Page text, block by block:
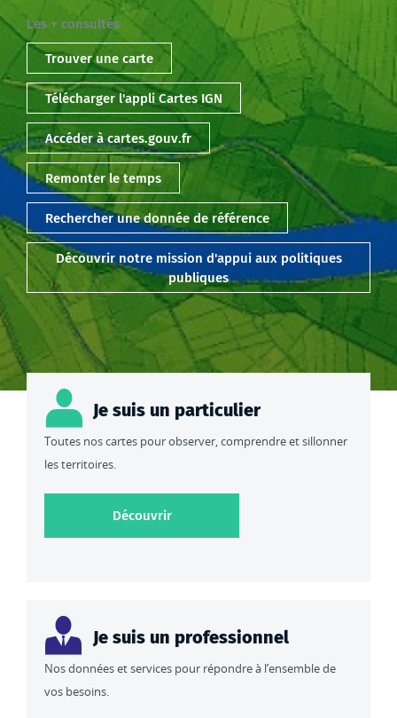
Les + consultés
Trouver une carte
Télécharger l'appli Cartes IGN
Accéder à cartes.gouv.fr
Remonter le temps
Rechercher une donnée de référence
Découvrir notre mission d'appui aux politiques
publiques
Je suis un particulier
Toutes nos cartes pour observer, comprendre et sillonner
les territoires.
DécouvrirDécouvrir toutes nos cartes
Je suis un professionnel
Nos données et services pour répondre à l’ensemble de
vos besoins.